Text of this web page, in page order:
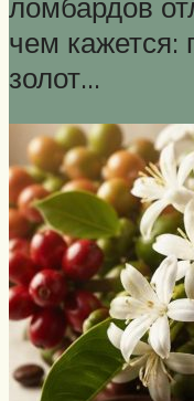
ломбардов
чем кажется:
золот…